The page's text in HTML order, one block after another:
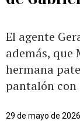
El agente
además, que
hermana
pantalón con
29 de mayo de